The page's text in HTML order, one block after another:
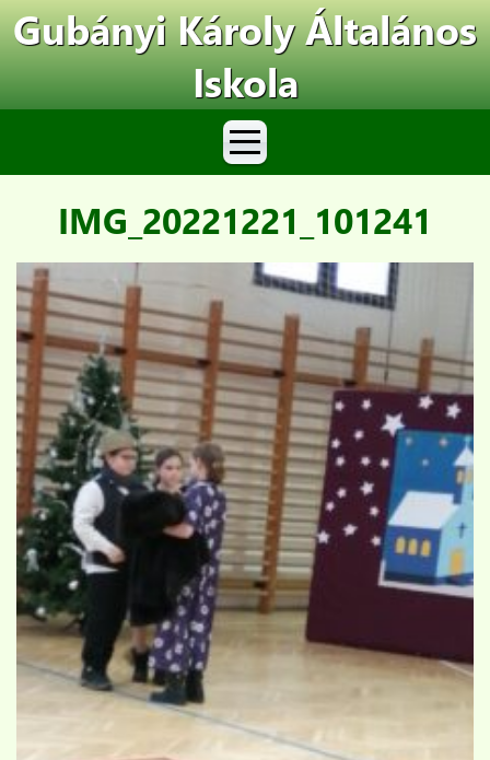
Gubányi Károly Általános
Iskola
IMG_20221221_101241